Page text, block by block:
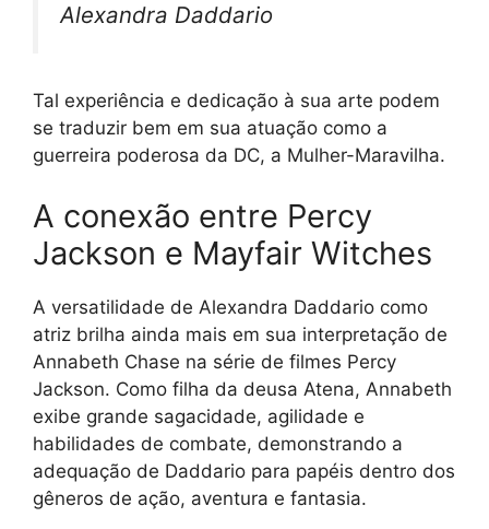
Alexandra Daddario
Tal experiência e dedicação à sua arte podem
se traduzir bem em sua atuação como a
guerreira poderosa da DC, a Mulher-Maravilha.
A conexão entre Percy
Jackson e Mayfair Witches
A versatilidade de Alexandra Daddario como
atriz brilha ainda mais em sua interpretação de
Annabeth Chase na série de filmes Percy
Jackson. Como filha da deusa Atena, Annabeth
exibe grande sagacidade, agilidade e
habilidades de combate, demonstrando a
adequação de Daddario para papéis dentro dos
gêneros de ação, aventura e fantasia.